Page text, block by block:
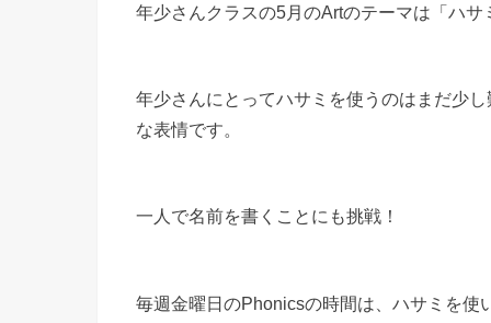
年少さんクラスの5月のArtのテーマは「ハ
年少さんにとってハサミを使うのはまだ少
な表情です。
一人で名前を書くことにも挑戦！
毎週金曜日のPhonicsの時間は、ハサミを